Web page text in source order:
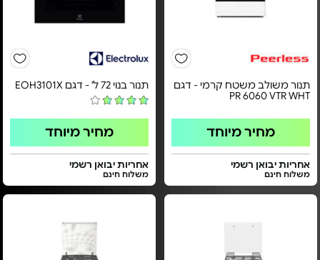
תנור משולב משטח קרמי - דגם
PR 6060 VTR WHT
מחיר מיוחד
אחריות יבואן רשמי
משלוח חינם
תנור בנוי 72 ל' - דגם EOH3101X
מחיר מיוחד
אחריות יבואן רשמי
משלוח חינם